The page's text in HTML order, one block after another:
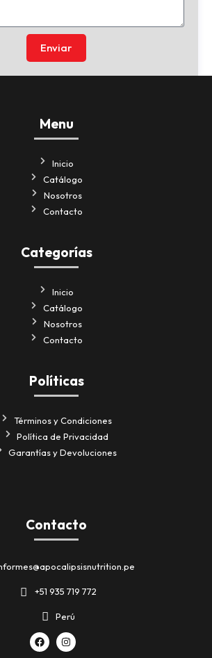
Enviar
Menu
Inicio
Catálogo
Nosotros
Contacto
Categorías
Inicio
Catálogo
Nosotros
Contacto
Políticas
Términos y Condiciones
Política de Privacidad
Garantías y Devoluciones
Contacto
+51 935 719 772
Perú